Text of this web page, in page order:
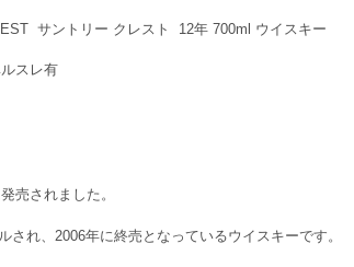
サントリー クレスト 12年 700ml ウイスキー
スレ有
売されました。
され、2006年に終売となっているウイスキーです。